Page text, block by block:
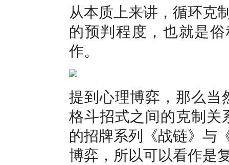
从本质上来讲，循环克
的预判程度，也就是
作。
提到心理博弈，那么当
格斗招式之间的克制关
的招牌系列《战链》与
博弈，所以可以看作是